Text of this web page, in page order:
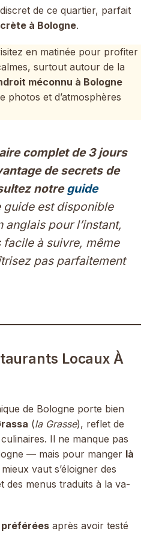
de ce quartier, parfait
à Bologne.
en matinée pour profiter
surtout autour de la
méconnu à Bologne
photos et d’atmosphères
complet de 3 jours
de secrets de
notreguide
guide est disponible
anglais pour l’instant,
facile à suivre, même
pas parfaitement
Locaux À
de Bologne porte bien
(la Grasse), reflet de
Il ne manque pas
— mais pour manger là
vaut s’éloigner des
des menus traduits à la va-
préférées après avoir testé